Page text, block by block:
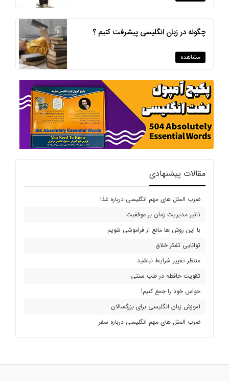
چگونه در زبان انگلیسی پیشرفت کنیم ؟
مشاهده
مقالات پیشنهادی
ضرب المثل های مهم انگلیسی درباره غذا
تاثیر مدیریت زمان بر موفقیت
با این روش ها مانع از فراموشی شویم
توانایی تفکر خلاق
منتظر تغییر شرایط نباشید
تقویت حافظه در طب سنتی
حواس خود را جمع کنیم!
آموزش زبان انگلیسی برای بزرگسالان
ضرب المثل های مهم انگلیسی درباره سفر